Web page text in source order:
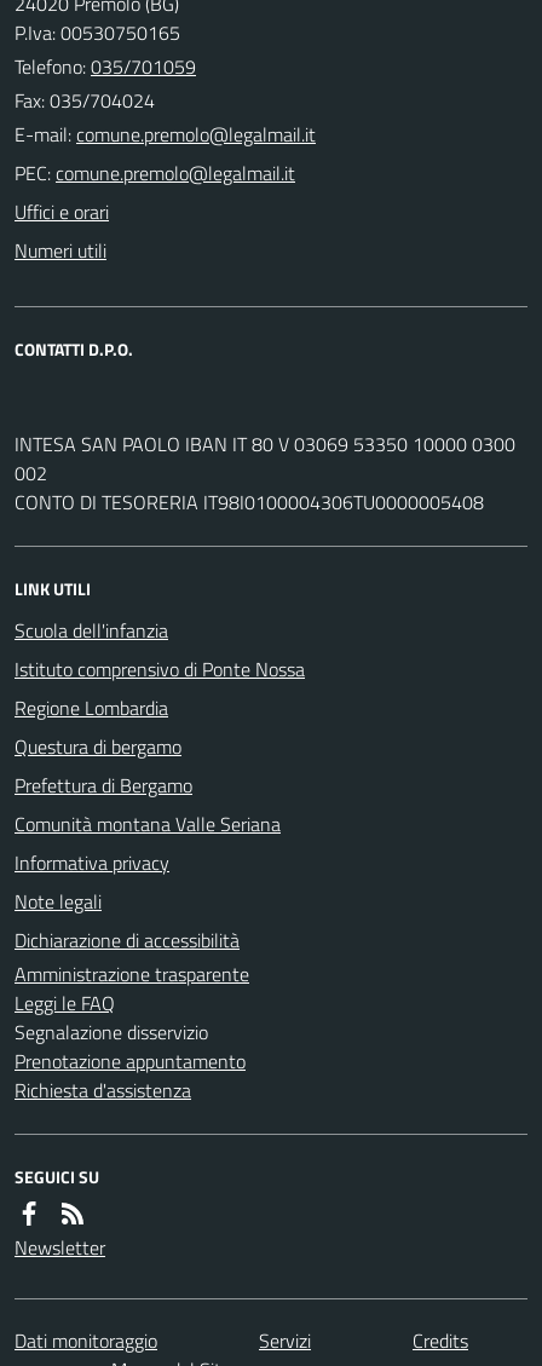
P.Iva: 00530750165
Telefono:035/701059
Fax: 035/704024
E-mail:
PEC:
Uffici e orari
Numeri utili
CONTATTI D.P.O.
INTESA SAN PAOLO IBAN IT 80 V 03069 53350 10000 0300
002
CONTO DI TESORERIA IT98I0100004306TU0000005408
LINK UTILI
Scuola dell'infanzia
Istituto comprensivo di Ponte Nossa
Regione Lombardia
Questura di bergamo
Prefettura di Bergamo
Comunità montana Valle Seriana
Informativa privacy
Note legali
Dichiarazione di accessibilità
Amministrazione trasparente
Leggi le FAQ
Segnalazione disservizio
Prenotazione appuntamento
Richiesta d'assistenza
SEGUICI SU
Newsletter
Dati monitoraggio Servizi
Credits